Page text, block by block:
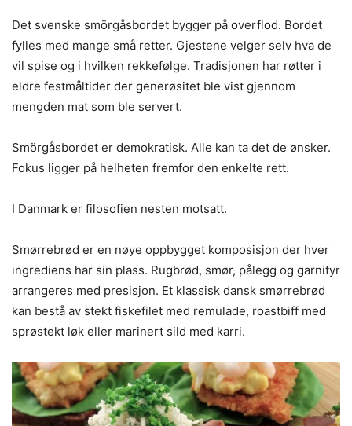
Det svenske smörgåsbordet bygger på overflod. Bordet
fylles med mange små retter. Gjestene velger selv hva de
vil spise og i hvilken rekkefølge. Tradisjonen har røtter i
eldre festmåltider der generøsitet ble vist gjennom
mengden mat som ble servert.
Smörgåsbordet er demokratisk. Alle kan ta det de ønsker.
Fokus ligger på helheten fremfor den enkelte rett.
I Danmark er filosofien nesten motsatt.
Smørrebrød er en nøye oppbygget komposisjon der hver
ingrediens har sin plass. Rugbrød, smør, pålegg og garnityr
arrangeres med presisjon. Et klassisk dansk smørrebrød
kan bestå av stekt fiskefilet med remulade, roastbiff med
sprøstekt løk eller marinert sild med karri.